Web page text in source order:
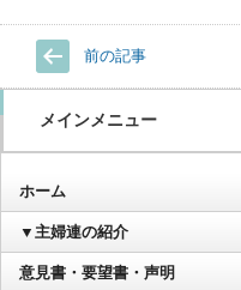
前の記事
メインメニュー
ホーム
▼主婦連の紹介
意見書・要望書・声明